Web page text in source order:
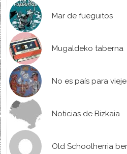
Mar de fueguitos
Mugaldeko taberna
No es país para
Noticias de Bizkaia
Old Schoolherria